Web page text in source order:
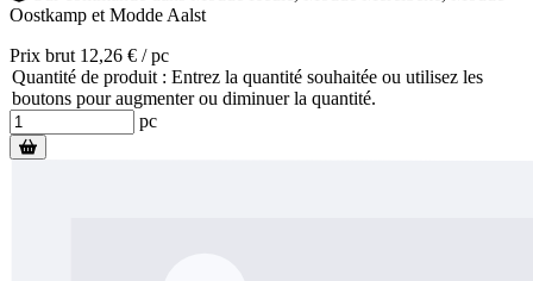
Oostkamp et Modde Aalst
Prix brut 12,26 € / pc
Quantité de produit : Entrez la quantité souhaitée ou utilisez les
boutons pour augmenter ou diminuer la quantité.
pc